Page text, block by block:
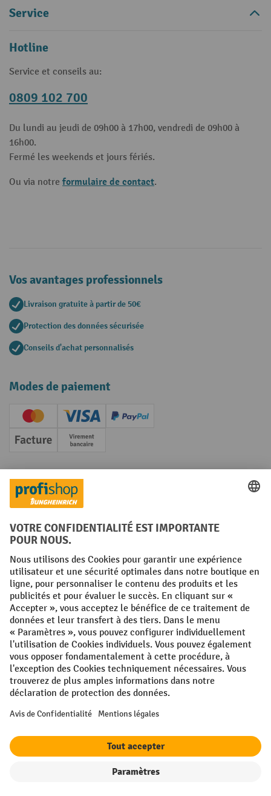
Service
Hotline
Service et conseils au:
0809 102 700
Du lundi au jeudi de 09h00 à 17h00, vendredi de 09h00 à
16h00.
Fermé les weekends et jours fériés.
Ou via notre formulaire de contact.
Vos avantages professionnels
Livraison gratuite à partir de 50€
Protection des données sécurisée
Conseils d'achat personnalisés
Modes de paiement
Creditcard (Master)Creditcard (Visa)
PayPal
Facture Paiement anticipé
Réseaux sociaux
Facebook
YouTube
LinkedInInstagram
Conditions générales Mentions légales
Protection des Données Politique de cookies
All prices excl. VAT plusshipping costsand possible delivery charges,
if not stated otherwise.
¹ La remise est valable jusqu'à épuisement des stocks. La remise ne
s'applique pas aux prix spéciaux. Il n'est pas possible de le combiner
avec d'autres réductions en pourcentage ou bons de réduction. | ² Une
réduction unique est offerte lors de la première inscription à la
toute commande d'un montant net minimum de 250 €. Le pourcentage
jusqu'à 10 %. Les transpalettes électriques, les gerbeurs électriques,
les chariots élévateurs électriques et l'outillage sont exclus de cette